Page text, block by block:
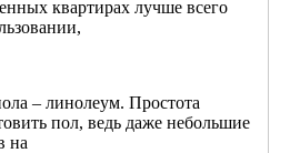
квартирах лучше всего
– линолеум. Простота
пол, ведь даже небольшие
на